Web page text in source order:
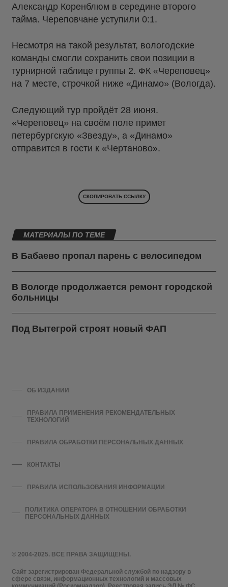
Александр Коренблюм в середине второго
тайма. Череповчане уступили 0:1.
Несмотря на такой результат, вологодские
команды смогли сохранить свои позиции в
турнирной таблице группы 2. ФК «Череповец»
на 7 месте, строчкой ниже «Динамо» (Вологда).
Следующий тур пройдёт 28 июня.
«Череповец» на своём поле примет
петербургскую «Звезду», а «Динамо»
отправится в гости к «Чертаново».
СКОПИРОВАТЬ ССЫЛКУ
МАТЕРИАЛЫ ПО ТЕМЕ
В Бабаево пропал парень с велосипедом
В Вологде продолжается ремонт городской
больницы
Под Вытегрой строят новый ФАП
© 2004-2025. ВСЕ ПРАВА ЗАЩИЩЕНЫ.
Сайт зарегистрирован Федеральной службой по надзору в
сфере связи, информационных технологий и массовых
ОБ ИЗДАНИИ
ПРАВИЛА ПРИМЕНЕНИЯ РЕКОМЕНДАТЕЛЬНЫХ
ТЕХНОЛОГИЙ
ПРАВИЛА ОБРАБОТКИ ПЕРСОНАЛЬНЫХ ДАННЫХ
КОНТАКТЫ
ПРАВИЛА ИСПОЛЬЗОВАНИЯ ИНФОРМАЦИИ
ПОЛИТИКА ОПЕРАТОРА В ОТНОШЕНИИ ОБРАБОТКИ
ПЕРСОНАЛЬНЫХ ДАННЫХ